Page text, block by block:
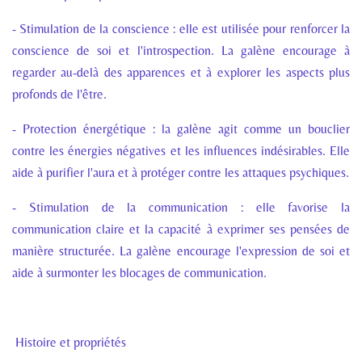
- Stimulation de la conscience : elle est utilisée pour renforcer la
conscience de soi et l'introspection. La galène encourage à
regarder au-delà des apparences et à explorer les aspects plus
profonds de l'être.
- Protection énergétique : la galène agit comme un bouclier
contre les énergies négatives et les influences indésirables. Elle
aide à purifier l'aura et à protéger contre les attaques psychiques.
- Stimulation de la communication : elle favorise la
communication claire et la capacité à exprimer ses pensées de
manière structurée. La galène encourage l'expression de soi et
aide à surmonter les blocages de communication.
Histoire et propriétés